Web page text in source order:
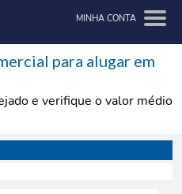
MINHA CONTA
para alugar em
e verifique o valor médio